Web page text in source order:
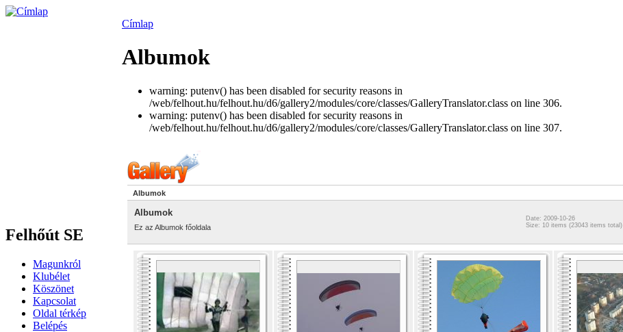
Felhőút SE
Magunkról
Klubélet
Köszönet
Kapcsolat
Oldal térkép
Belépés
Címlap
Albumok
warning: putenv() has been disabled for security reasons in
/web/felhout.hu/felhout.hu/d6/gallery2/modules/core/classes/GalleryTranslator.class on line 306.
warning: putenv() has been disabled for security reasons in
/web/felhout.hu/felhout.hu/d6/gallery2/modules/core/classes/GalleryTranslator.class on line 307.
Albumok
Albumok
Ez az Albumok főoldala
Date: 2009-10-26
Size: 10 items (23043 items total)